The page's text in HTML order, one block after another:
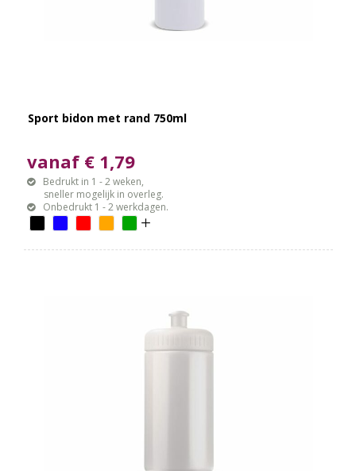
Sport bidon met rand 750ml
vanaf € 1,79
Bedrukt in 1 - 2 weken,
sneller mogelijk in overleg.
Onbedrukt 1 - 2 werkdagen.